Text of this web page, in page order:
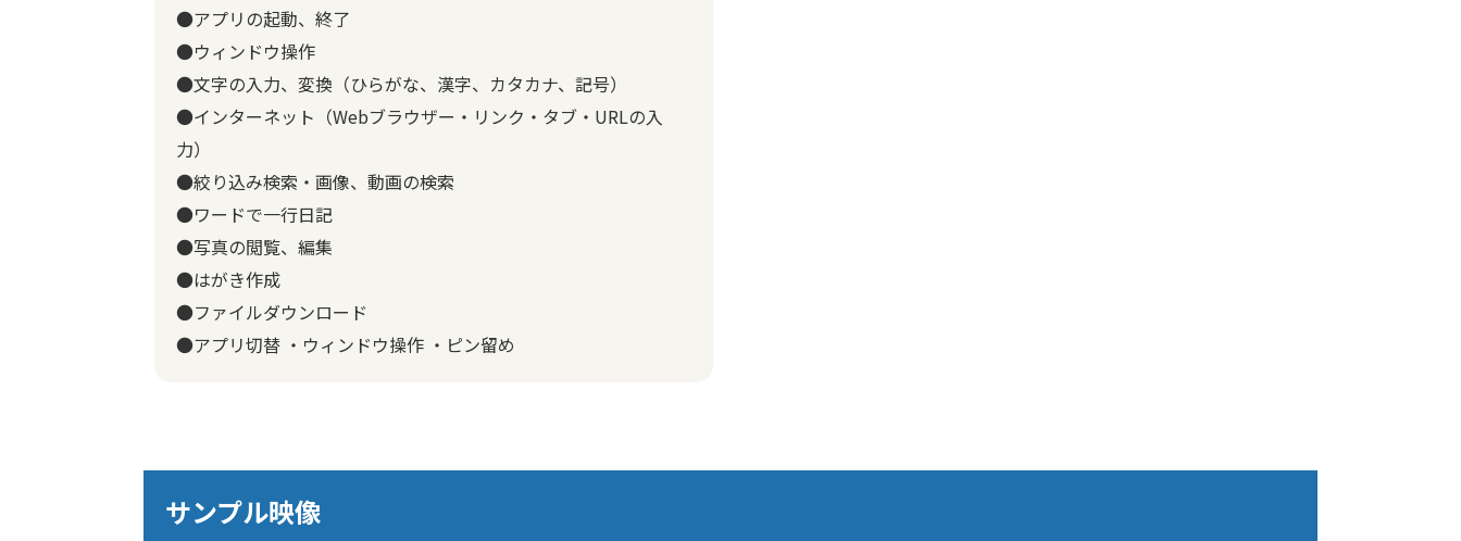
●アプリの起動、終了
●ウィンドウ操作
●文字の入力、変換（ひらがな、漢字、カタカナ、記号）
●インターネット（Webブラウザー・リンク・タブ・URLの入
力）
●絞り込み検索・画像、動画の検索
●ワードで一行日記
●写真の閲覧、編集
●はがき作成
●ファイルダウンロード
●アプリ切替 ・ウィンドウ操作 ・ピン留め
サンプル映像